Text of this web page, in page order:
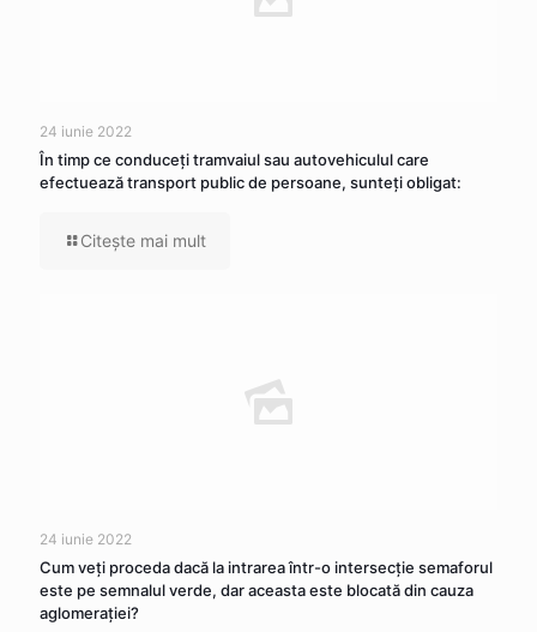
24 iunie 2022
În timp ce conduceţi tramvaiul sau autovehiculul care
efectuează transport public de persoane, sunteţi obligat:
Citeşte mai mult
24 iunie 2022
Cum veţi proceda dacă la intrarea într-o intersecţie semaforul
este pe semnalul verde, dar aceasta este blocată din cauza
aglomeraţiei?